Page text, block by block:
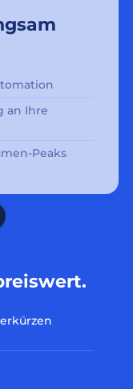
an Ihre
Peaks